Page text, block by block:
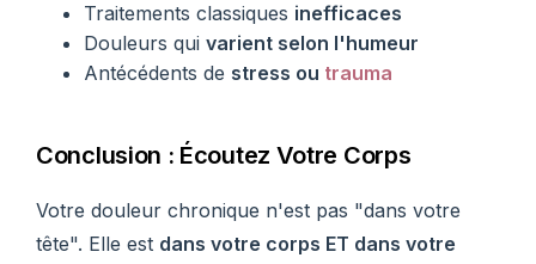
Traitements classiques inefficaces
Douleurs qui varient selon l'humeur
Antécédents de stress ou trauma
Conclusion : Écoutez Votre Corps
Votre douleur chronique n'est pas "dans votre
tête". Elle est dans votre corps ET dans votre